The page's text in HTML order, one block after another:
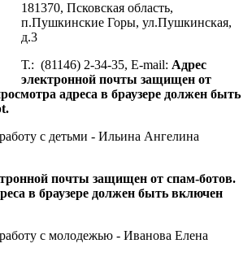
181370, Псковская область,
п.Пушкинские Горы, ул.Пушкинская,
д.3
Т.: (81146) 2-34-35, E-mail: Адрес
электронной почты защищен от
адреса в браузере должен быть
с детьми - Ильина Ангелина
почты защищен от спам-ботов.
в браузере должен быть включен
c молодежью - Иванова Елена